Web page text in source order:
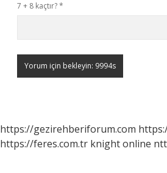
7 + 8 kaçtır?*
https://gezirehberiforum.com
https://feres.com.tr knight online